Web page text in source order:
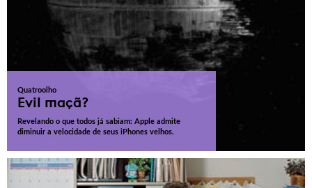
Quatroolho
Evil maçã?
Revelando o que todos já sabiam: Apple admite
diminuir a velocidade de seus iPhones velhos.